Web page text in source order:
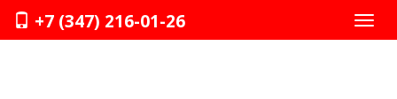
+7 (347) 216-01-26